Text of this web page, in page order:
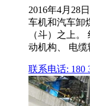
2016年4月28
车机和汽车卸
（斗）之上
动机构、 电缆
联系电话: 180